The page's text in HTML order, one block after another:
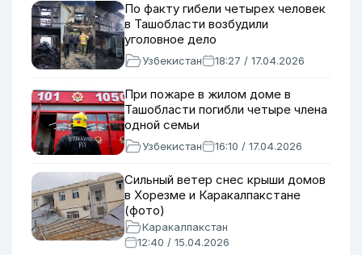
По факту гибели четырех человек
в Ташобласти возбудили
уголовное дело
Узбекистан 18:27 / 17.04.2026
При пожаре в жилом доме в
Ташобласти погибли четыре члена
одной семьи
Узбекистан 16:10 / 17.04.2026
Сильный ветер снес крыши домов
в Хорезме и Каракалпакстане
(фото)
Каракалпакстан
12:40 / 15.04.2026